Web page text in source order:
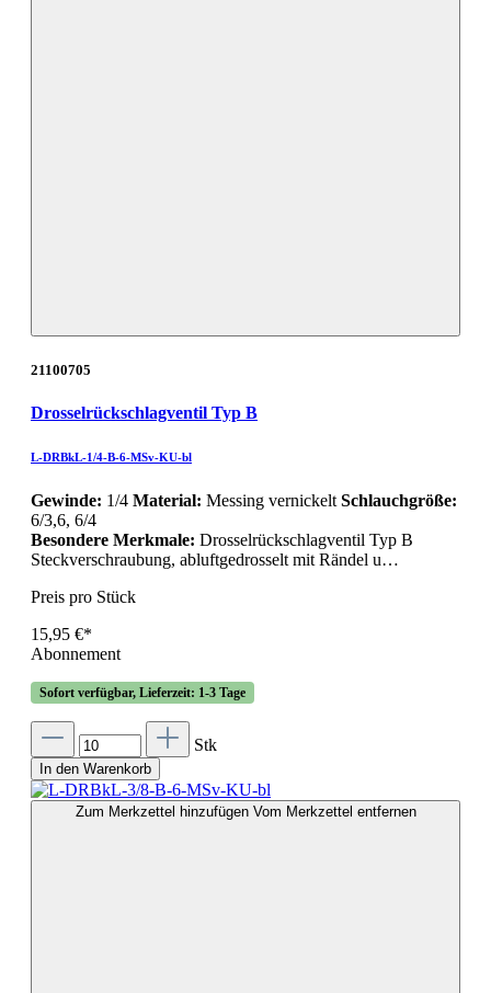
21100705
Drosselrückschlagventil Typ B
L-DRBkL-1/4-B-6-MSv-KU-bl
Gewinde: 1/4 Material: Messing vernickelt Schlauchgröße:
6/3,6, 6/4
Besondere Merkmale: Drosselrückschlagventil Typ B
Steckverschraubung, abluftgedrosselt mit Rändel u…
Preis pro Stück
15,95 €*
Abonnement
Sofort verfügbar, Lieferzeit: 1-3 Tage
Stk
In den Warenkorb
Zum Merkzettel hinzufügen Vom Merkzettel entfernen